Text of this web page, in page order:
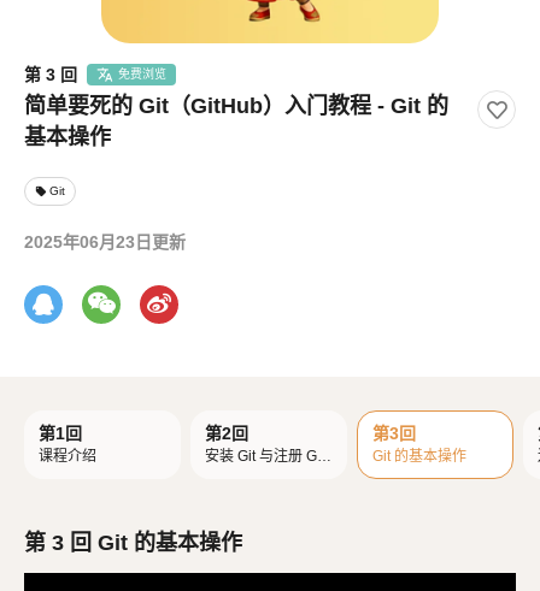
第 3 回 免费浏览
简单要死的 Git（GitHub）入门教程 - Git 的
基本操作
local_offer Git
2025年06月23日更新
第1回
课程介绍
第2回
安装 Git 与注册 Git
第3回
Git 的基本操作
第 3 回 Git 的基本操作